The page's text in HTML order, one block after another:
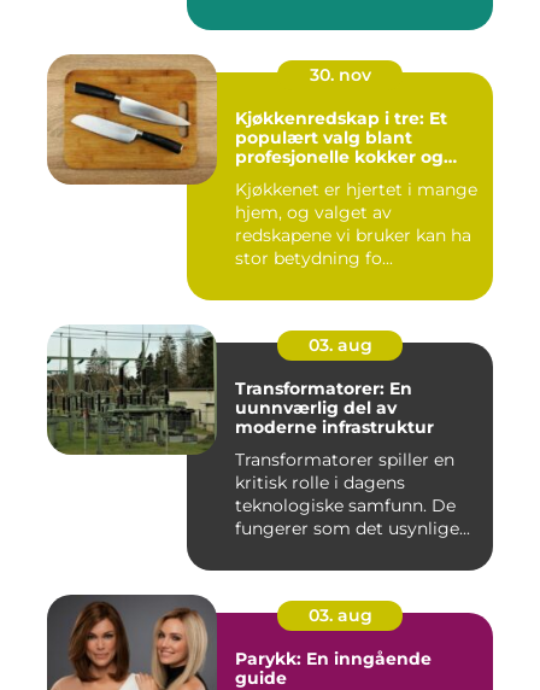
30. nov
Kjøkkenredskap i tre: Et
populært valg blant
profesjonelle kokker og
Kjøkkenet er hjertet i mange
hjem, og valget av
redskapene vi bruker kan ha
stor betydning fo...
03. aug
Transformatorer: En
uunnværlig del av
moderne infrastruktur
Transformatorer spiller en
kritisk rolle i dagens
teknologiske samfunn. De
fungerer som det usynlige...
03. aug
Parykk: En inngående
guide